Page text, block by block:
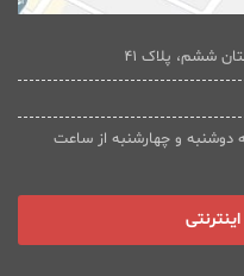
ششم، پلاک 41
دوشنبه و چهارشنبه از ساعت